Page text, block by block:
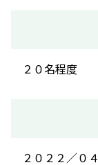
２０名程度
２０２２／０